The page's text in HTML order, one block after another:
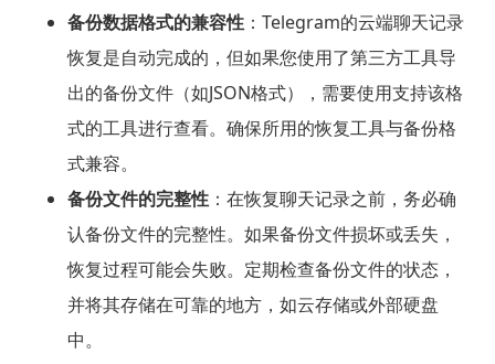
备份数据格式的兼容性：Telegram的云端聊天记录
恢复是自动完成的，但如果您使用了第三方工具导
出的备份文件（如JSON格式），需要使用支持该格
式的工具进行查看。确保所用的恢复工具与备份格
式兼容。
备份文件的完整性：在恢复聊天记录之前，务必确
认备份文件的完整性。如果备份文件损坏或丢失，
恢复过程可能会失败。定期检查备份文件的状态，
并将其存储在可靠的地方，如云存储或外部硬盘
中。